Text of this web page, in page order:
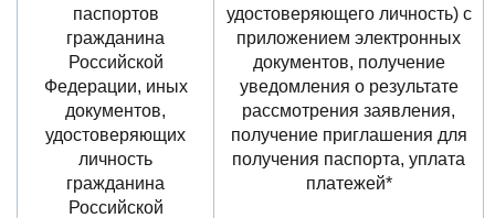
паспортов
гражданина
Российской
Федерации, иных
документов,
удостоверяющих
личность
гражданина
Российской
удостоверяющего личность) с
приложением электронных
документов, получение
уведомления о результате
рассмотрения заявления,
получение приглашения для
получения паспорта, уплата
платежей*